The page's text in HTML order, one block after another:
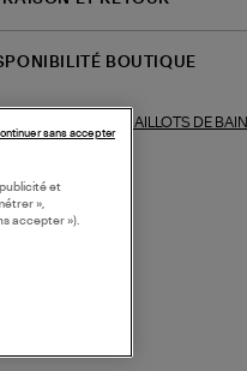
BOUTIQUE
MAILLOTS DE BAIN
et
»,
accepter »).
sans accepter